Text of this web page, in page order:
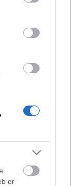
tags to
below Google
or
kissé